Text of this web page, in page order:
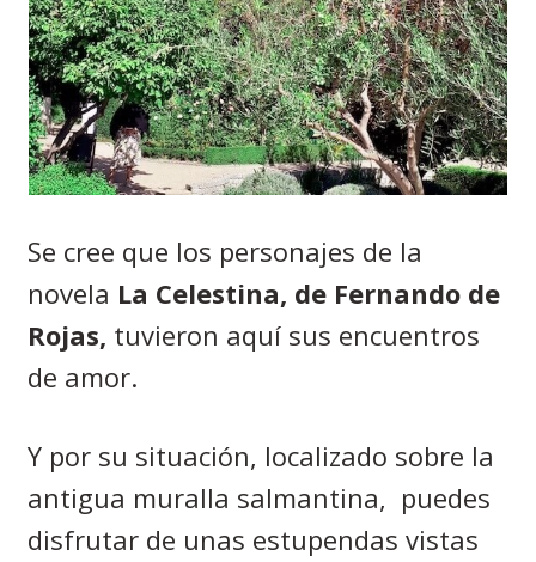
Se cree que los personajes de la
novela La Celestina, de Fernando de
Rojas, tuvieron aquí sus encuentros
de amor.
Y por su situación, localizado sobre la
antigua muralla salmantina, puedes
disfrutar de unas estupendas vistas